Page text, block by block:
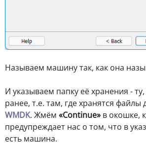
Называем машину так, как она
И указываем папку её хранения -
ранее, т.е. там, где хранятся
WMDK. Жмём «Continue» в окошке,
предупреждает нас о том, что в
есть машина.